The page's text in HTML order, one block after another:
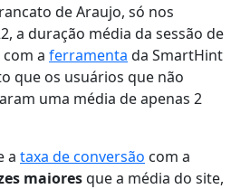
de Araujo, só nos
a duração média da sessão de
a ferramenta da SmartHint
que os usuários que não
uma média de apenas 2
a taxa de conversão com a
maioresque a média do site,